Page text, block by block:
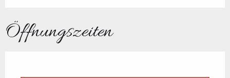
Öffnungszeiten